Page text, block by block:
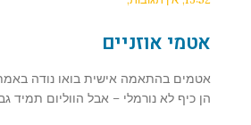
אטמי אוזניים
אטמים בהתאמה אישית בואו נודה
הן כיף לא נורמלי – אבל הווליום תמיד